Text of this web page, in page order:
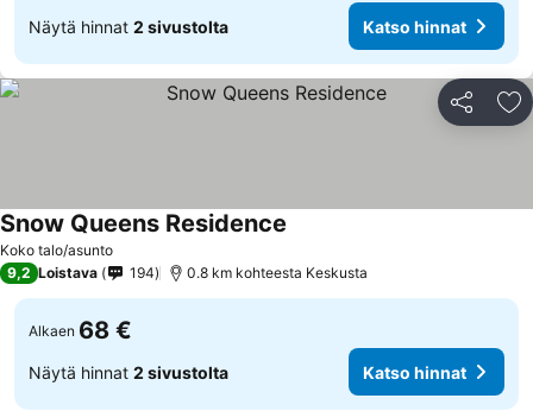
Näytä hinnat 2 sivustolta Katso hinnat
Jaa
Koko talo/asunto
Snow Queens Residence
9,2 Loistava 194 0.8 km kohteesta Keskusta
Alkaen 68 €
Näytä hinnat 2 sivustolta Katso hinnat